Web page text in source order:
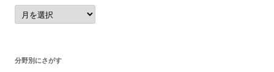
月
別
に
分野別にさがす